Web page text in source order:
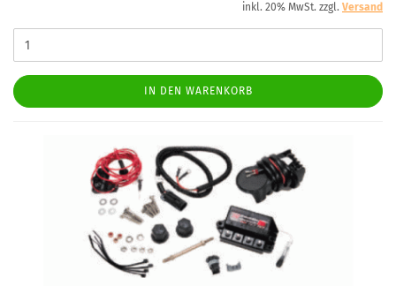
inkl. 20% MwSt. zzgl. Versand
IN DEN WARENKORB